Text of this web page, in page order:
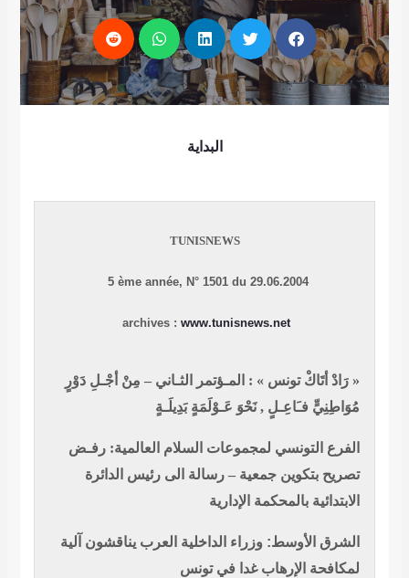
البداية
TUNISNEWS
5 ème année, N° 1501 du 29.06.2004
archives :www.tunisnews.net
« رَادْ أتَاكْ تونس » : المـؤتمر الثـاني – مِنْ أجْـلِ دَوْرٍ
مُوَاطِنِيٍّ فـَاعِـلٍ , نَحْوَ عَـوْلَمَةٍ بَدِيلَـةٍ
الفرع التونسي لمجموعات السلام العالمية: رفـض
تصريح بتكوين جمعية – رسالة الى رئيس الدائرة
الابتدائية بالمحكمة الإدارية
الشرق الأوسط: وزراء الداخلية العرب يناقشون آلية
لمكافحة الإرهاب غدا في تونس